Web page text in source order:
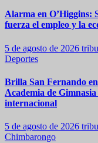
Alarma en O’Higgins:
fuerza el empleo y la
5 de agosto de 2026
Deportes
Brilla San Fernando
Academia de
internacional
5 de agosto de 2026
Chimbarongo